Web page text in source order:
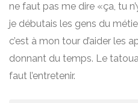
ne faut pas me dire «ça, tu
je débutais les gens du
c’est à mon tour d’aider les
donnant du temps. Le
faut l’entretenir.